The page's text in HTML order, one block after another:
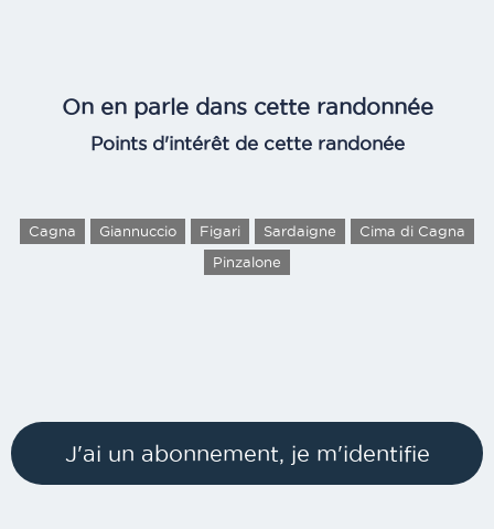
On en parle dans cette randonnée
Points d'intérêt de cette randonée
Cagna Giannuccio Figari Sardaigne
Cima di Cagna
Pinzalone
J'ai un abonnement, je m'identifie